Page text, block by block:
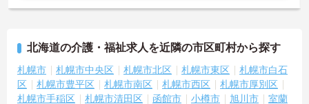
北海道の介護・福祉求人を近隣の市区町村から探す
札幌市 札幌市中央区 札幌市北区 札幌市東区
札幌市白石
区
札幌市豊平区 札幌市南区 札幌市西区
札幌市厚別区
札幌市手稲区
札幌市清田区 函館市 小樽市 旭川市
室蘭